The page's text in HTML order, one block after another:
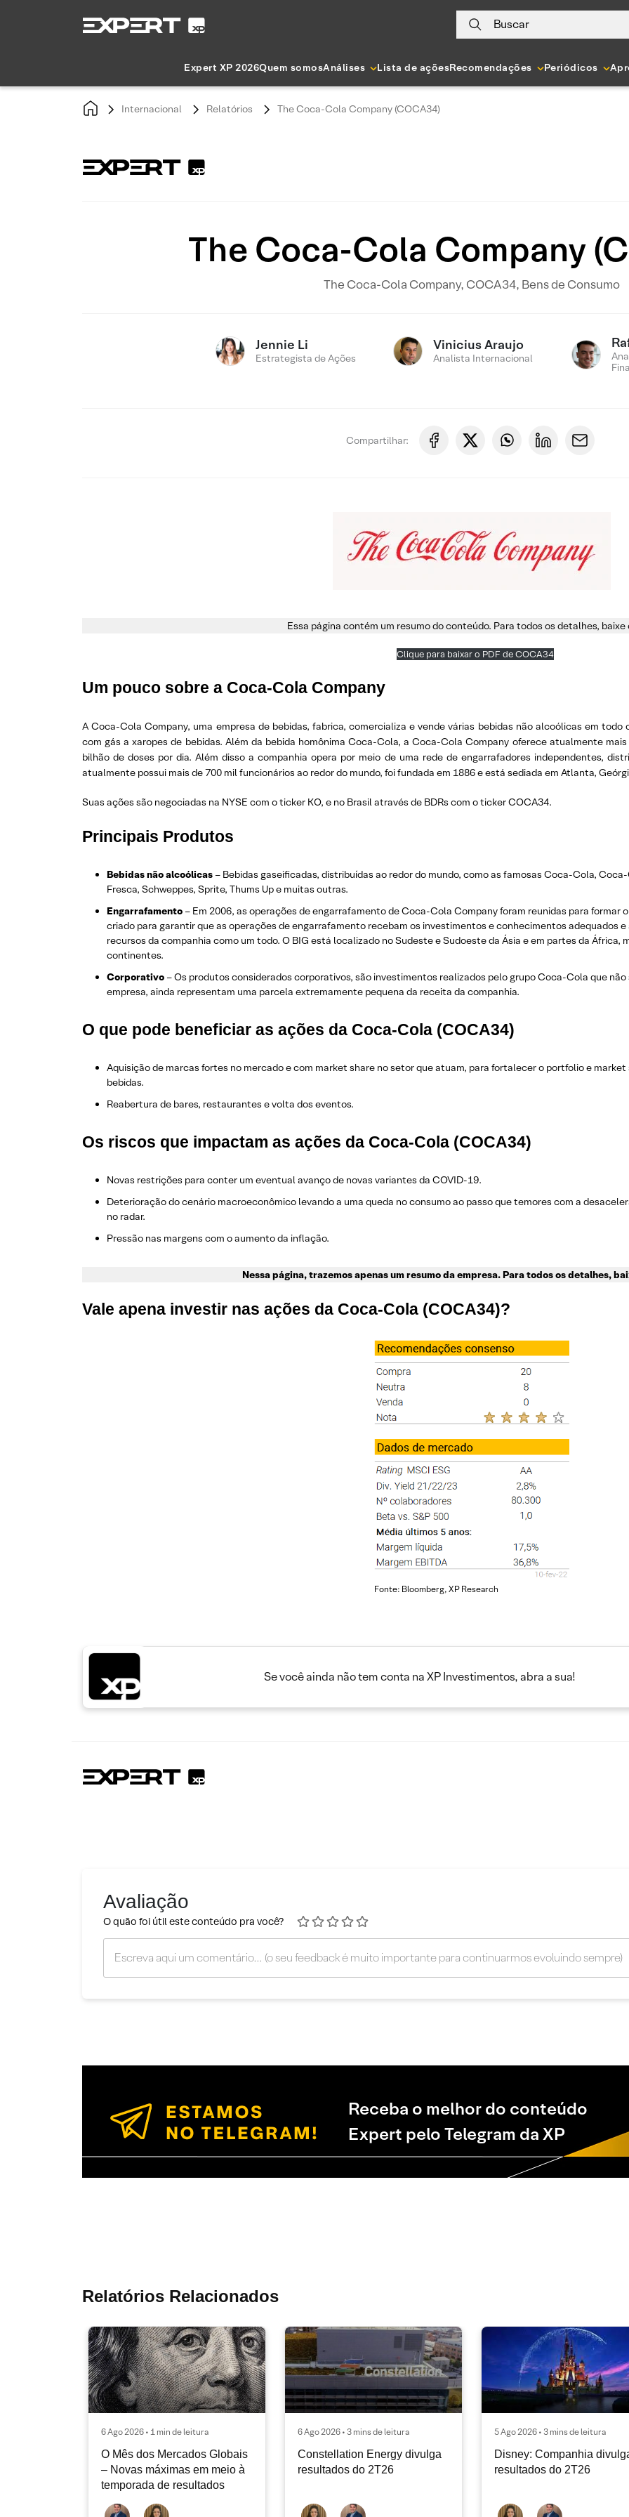
Buscar
Expert XP 2026Quem somosAnálises Lista de açõesRecomendações Periódicos
Internacional Relatórios The Coca-Cola Company (COCA34)
The Coca-Cola Company
The Coca-Cola Company, COCA34, Bens de Consumo
Jennie Li
Estrategista de Ações
Vinicius Araujo
Analista Internacional
Compartilhar:
Essa página contém um resumo do conteúdo. Para todos os detalhes, baixe
Clique para baixar o PDF de COCA34
Um pouco sobre a Coca-Cola Company
A Coca-Cola Company, uma empresa de bebidas, fabrica, comercializa e vende várias bebidas não alcoólicas em
com gás a xaropes de bebidas. Além da bebida homônima Coca-Cola, a Coca-Cola Company oferece atualmente
bilhão de doses por dia. Além disso a companhia opera por meio de uma rede de engarrafadores independentes,
atualmente possui mais de 700 mil funcionários ao redor do mundo, foi fundada em 1886 e está sediada em Atlanta,
Suas ações são negociadas na NYSE com o ticker KO, e no Brasil através de BDRs com o ticker COCA34.
Principais Produtos
Bebidas não alcoólicas – Bebidas gaseificadas, distribuídas ao redor do mundo, como as famosas Coca-Cola,
Fresca, Schweppes, Sprite, Thums Up e muitas outras.
Engarrafamento – Em 2006, as operações de engarrafamento de Coca-Cola Company foram reunidas para formar
criado para garantir que as operações de engarrafamento recebam os investimentos e conhecimentos adequados
recursos da companhia como um todo. O BIG está localizado no Sudeste e Sudoeste da Ásia e em partes da
continentes.
Corporativo – Os produtos considerados corporativos, são investimentos realizados pelo grupo Coca-Cola que
empresa, ainda representam uma parcela extremamente pequena da receita da companhia.
O que pode beneficiar as ações da Coca-Cola (COCA34)
Aquisição de marcas fortes no mercado e com market share no setor que atuam, para fortalecer o portfolio e
bebidas.
Reabertura de bares, restaurantes e volta dos eventos.
Os riscos que impactam as ações da Coca-Cola (COCA34)
Novas restrições para conter um eventual avanço de novas variantes da COVID-19.
Deterioração do cenário macroeconômico levando a uma queda no consumo ao passo que temores com a
no radar.
Pressão nas margens com o aumento da inflação.
Nessa página, trazemos apenas um resumo da empresa. Para todos os detalhes,
Vale apena investir nas ações da Coca-Cola (COCA34)?
Fonte: Bloomberg, XP Research
Se você ainda não tem conta na XP Investimentos, abra a sua!
Avaliação
O quão foi útil este conteúdo pra você?
Receba o melhor do conteúdo
Expert pelo Telegram da XP
Relatórios Relacionados
6 Ago 2026 • 1 min de leitura
O Mês dos Mercados Globais
– Novas máximas em meio à
temporada de resultados
6 Ago 2026 • 3 mins de leitura
Constellation Energy divulga
resultados do 2T26
5 Ago 2026 • 3 mins de leitura
Disney: Companhia
resultados do 2T26